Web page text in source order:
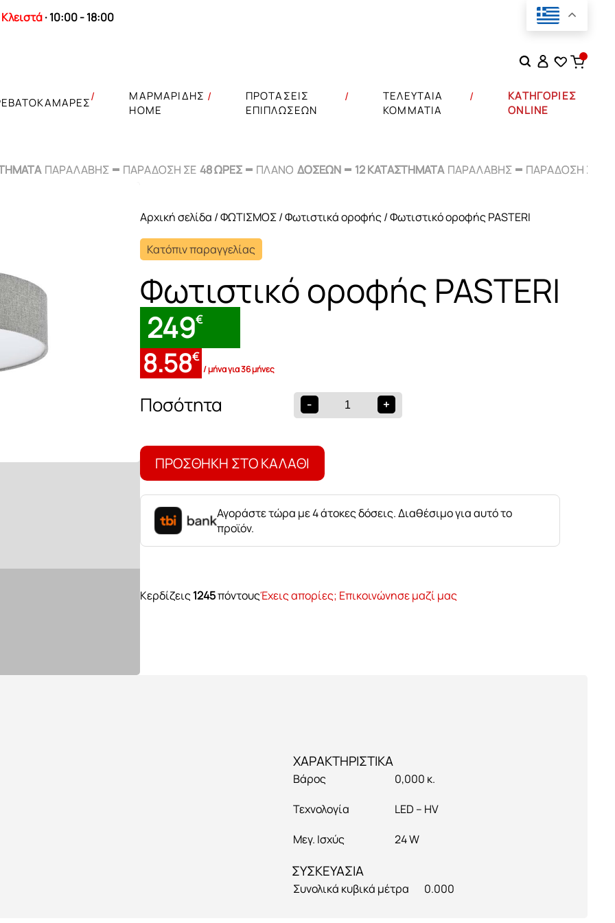
Κλειστά· 10:00 - 18:00
Αναζήτηση
ΜΑΡΜΑΡΙΔΗΣ
HOME
ΠΡΟΤΑΣΕΙΣ
ΕΠΙΠΛΩΣΕΩΝ
ΤΕΛΕΥΤΑΙΑ
ΚΟΜΜΑΤΙΑ
ΚΑΤΗΓΟΡΙΕΣ
ONLINE
Τραπέζια δείπνου
Βιτρίνες
Καρέκλες τραπεζαρίας
ΠΑΡΑΛΑΒΗΣ ΠΑΡΑΔΟΣΗ ΣΕ 48 ΩΡΕΣ ΠΛΑΝΟ ΔΟΣΕΩΝ 12 ΚΑΤΑΣΤΗΜΑΤΑ ΠΑΡΑΛΑΒΗΣ ΠΑΡΑΔΟΣΗ ΣΕ
ΠΑΡΑΛΑΒΗΣ ΠΑΡΑΔΟΣΗ ΣΕ 48 ΩΡΕΣ ΠΛΑΝΟ ΔΟΣΕΩΝ 12 ΚΑΤΑΣΤΗΜΑΤΑ ΠΑΡΑΛΑΒΗΣ ΠΑΡΑΔΟΣΗ ΣΕ
Αρχική σελίδα /ΦΩΤΙΣΜΟΣ/Φωτιστικά οροφής/ Φωτιστικό οροφής PASTERI
Κατόπιν παραγγελίας
Φωτιστικό οροφής PASTERI
249€
8.58€
/ μήνα για 36 μήνες
-
Φωτιστικό
οροφής
ποσότητα
+
ΠΡΟΣΘΉΚΗ ΣΤΟ ΚΑΛΆΘΙ
Αγοράστε τώρα με 4 άτοκες δόσεις. Διαθέσιμο για αυτό το
προϊόν.
Κερδίζεις1245πόντουςΈχεις απορίες; Επικοινώνησε μαζί μας
Βάρος
0,000 κ.
Τεχνολογία
LED – HV
Μεγ. Ισχύς
24 W
ΣΥΣΚΕΥΑΣΙΑ
Συνολικά κυβικά μέτρα 0.000